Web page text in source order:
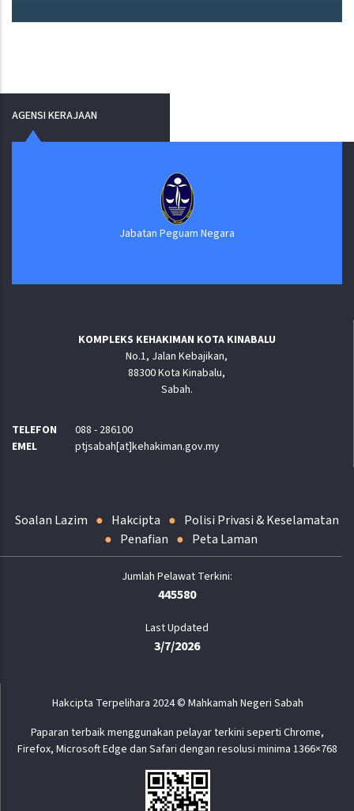
AGENSI KERAJAAN
Jabatan Peguam Negara
KOMPLEKS KEHAKIMAN KOTA KINABALU
No.1, Jalan Kebajikan,
88300 Kota Kinabalu,
Sabah.
TELEFON
088 - 286100
EMEL
ptjsabah[at]kehakiman.gov.my
Soalan Lazim Hakcipta
Polisi Privasi & Keselamatan
Penafian
Peta Laman
445580
Last Updated
3/7/2026
Hakcipta Terpelihara 2024 © Mahkamah Negeri Sabah
Paparan terbaik menggunakan pelayar terkini seperti Chrome,
Firefox, Microsoft Edge dan Safari dengan resolusi minima 1366×768